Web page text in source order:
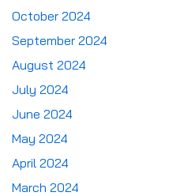
October 2024
September 2024
August 2024
July 2024
June 2024
May 2024
April 2024
March 2024